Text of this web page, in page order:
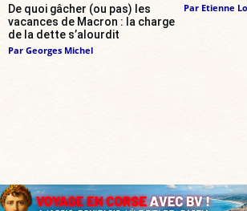
De quoi gâcher (ou pas) les
vacances de Macron : la charge
de la dette s’alourdit
Par Georges Michel
Par Etienne